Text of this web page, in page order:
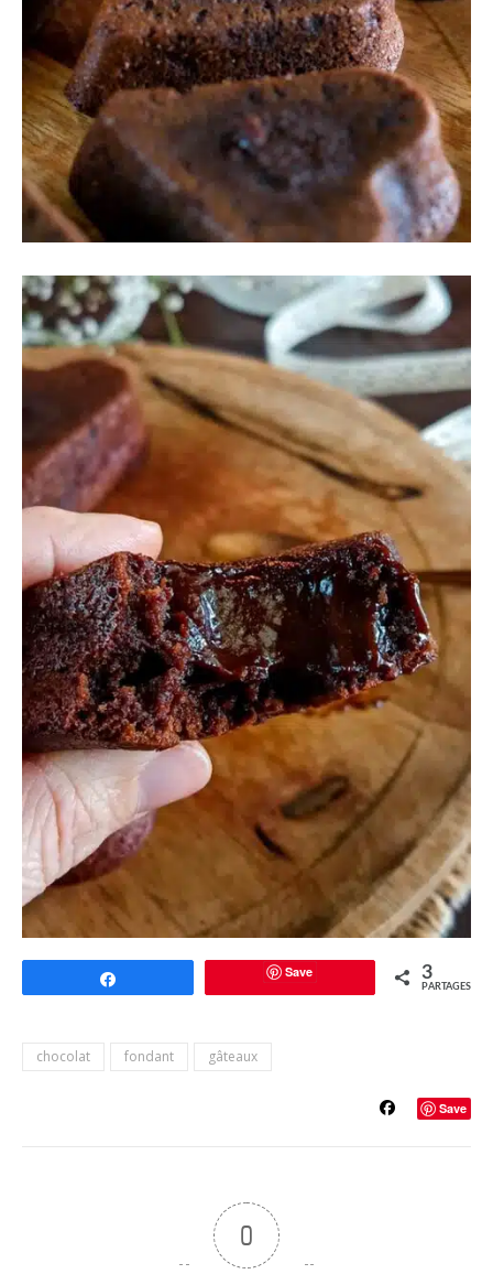
Save 3
PARTAGES
chocolat fondant gâteaux
Save
0